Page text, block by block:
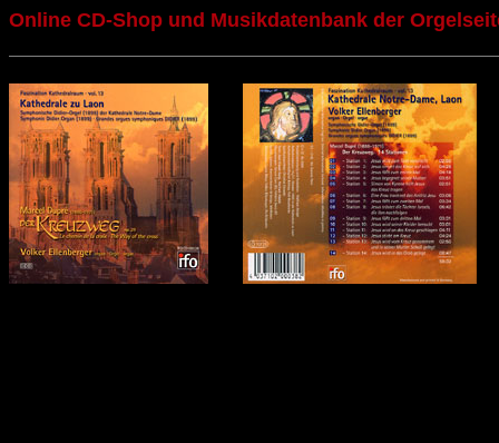
Online CD-Shop und Musikdatenbank der